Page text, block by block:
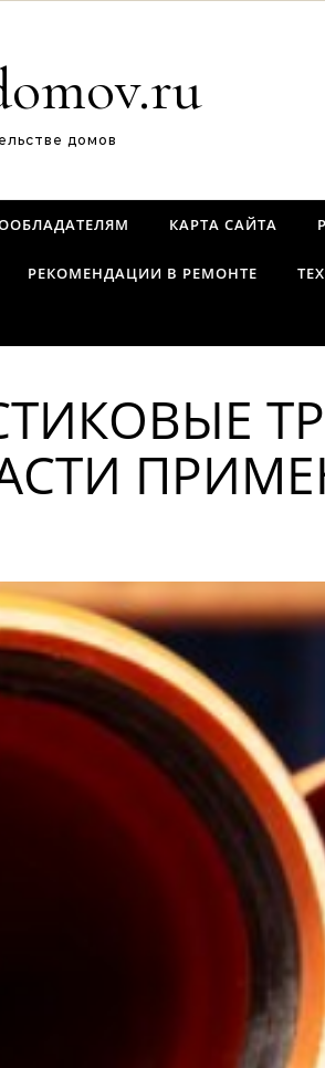
домов
КАРТА САЙТА
РЕКОМЕНДАЦИИ В РЕМОНТЕ